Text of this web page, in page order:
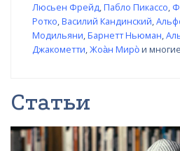
Люсьен Фрейд,Пабло Пикассо,
Ротко,Василий Кандинский,
Модильяни,Барнетт Ньюман,
Джакометти,Жоа̀н Миро̀и многие
Статьи